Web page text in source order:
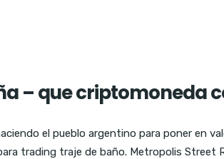
– que criptomoneda
el pueblo argentino para poner en
trading traje de baño. Metropolis Street